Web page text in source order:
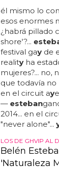
él mismo lo
esos enormes
¿habrá pillado
shore'?...
festival gayde
realityha
mujeres?... no,
que todavía no
en el circuit ay
— esteban
2014... en el
"never alone"...
LOS DE GHVIP AL
Belén
'Naturaleza